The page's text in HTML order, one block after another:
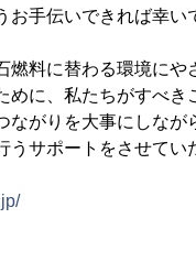
手伝いできれば幸い
料に替わる環境にや
に、私たちがすべき
がりを大事にしな
サポートをさせてい